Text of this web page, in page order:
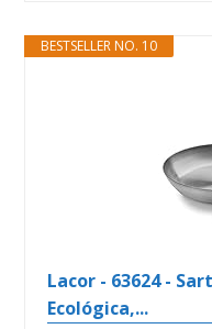
BESTSELLER NO. 10
Lacor - 63624 -
Ecológica,...